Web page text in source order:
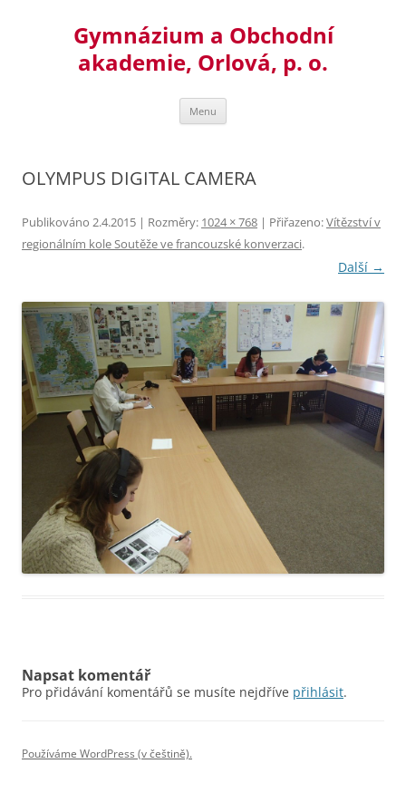
Gymnázium a Obchodní
akademie, Orlová, p. o.
Menu
OLYMPUS DIGITAL CAMERA
Publikováno 2.4.2015 | Rozměry: 1024 × 768 | Přiřazeno:Vítězství v
regionálním kole Soutěže ve francouzské konverzaci.
Další →
Napsat komentář
Pro přidávání komentářů se musíte nejdříve přihlásit.
Používáme WordPress (v češtině).